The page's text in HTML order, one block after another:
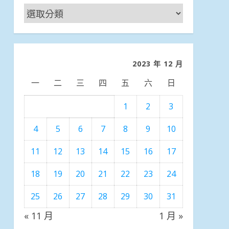
新
聞
分
2023 年 12 月
一 二 三 四 五 六 日
1 2
3
4
5 6 7 8 9
10
11
12 13 14 15 16
17
18
19 20 21 22 23
24
25
26 27 28 29 30 31
« 11 月 1 月 »